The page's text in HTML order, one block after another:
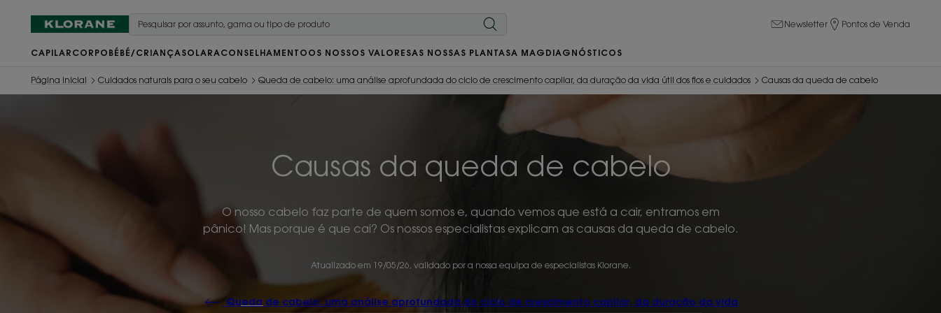
Newsletter Pontos de Venda
CAPILAR CORPO BÉBÉ/CRIANÇA SOLARACONSELHAMENTO OS NOSSOS VALORESAS NOSSAS PLANTASA MAG DIAGNÓSTICOS
Página inicial Cuidados naturais para o seu cabelo Queda de cabelo: uma análise aprofundada do ciclo de crescimento capilar, da duração da vida útil dos fios e cuidados Causas da queda de cabelo
Causas da queda de cabelo
O nosso cabelo faz parte de quem somos e, quando vemos que está a cair, entramos em
pânico! Mas porque é que cai? Os nossos especialistas explicam as causas da queda de cabelo.
Atualizado em 19/05/26, validado por a nossa equipa de especialistas Klorane.
Queda de cabelo: uma análise aprofundada do ciclo de crescimento capilar, da duração da vida